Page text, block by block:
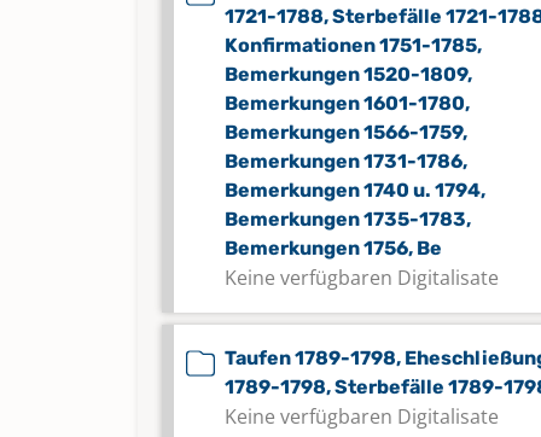
1721-1788, Sterbefälle 1721-
Konfirmationen 1751-1785,
Bemerkungen 1520-1809,
Bemerkungen 1601-1780,
Bemerkungen 1566-1759,
Bemerkungen 1731-1786,
Bemerkungen 1740 u. 1794,
Bemerkungen 1735-1783,
Bemerkungen 1756, Be
Keine verfügbaren Digitalisate
Taufen 1789-1798,
1789-1798, Sterbefälle 1789-
Keine verfügbaren Digitalisate